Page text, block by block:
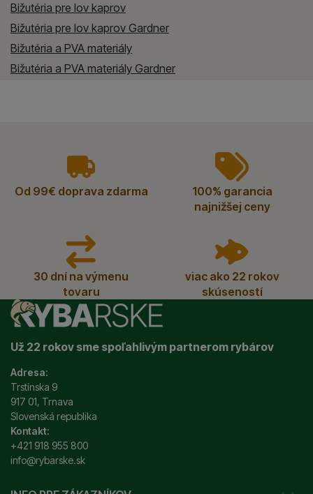
Bižutéria pre lov kaprov
Bižutéria pre lov kaprov Gardner
Bižutéria a PVA materiály
Bižutéria a PVA materiály Gardner
vyhody
Od 99€ doprava zdarma
100% garancia
najnižšej ceny
30 dní na výmenu
tovaru
viac ako 22 rokov
skúseností
Už 22 rokov sme spoľahlivým partnerom rybárov
Adresa:
Trstínska 9
917 01, Trnava
Slovenská republika
Kontakt:
+421 918 955 800
info@rybarske.sk